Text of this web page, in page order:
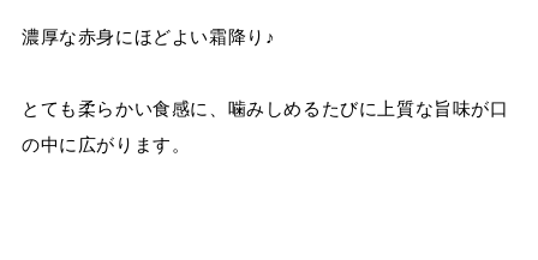
濃厚な赤身にほどよい霜降り♪
とても柔らかい食感に、噛みしめるたびに上質な旨味が口
の中に広がります。